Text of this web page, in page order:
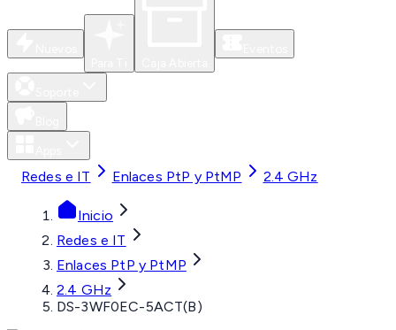
Redes e IT Enlaces PtP y PtMP 2.4 GHz
Inicio
Redes e IT
Enlaces PtP y PtMP
2.4 GHz
DS-3WF0EC-5ACT(B)